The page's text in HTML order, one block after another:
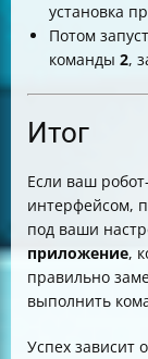
установка
Потом
команды 2,
Итог
Если ваш робот-
интерфейсом,
под ваши
приложение,
правильно
выполнить
Успех зависит